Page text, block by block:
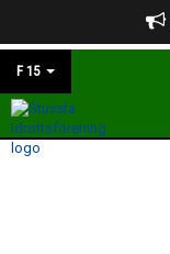
F 15
HEM